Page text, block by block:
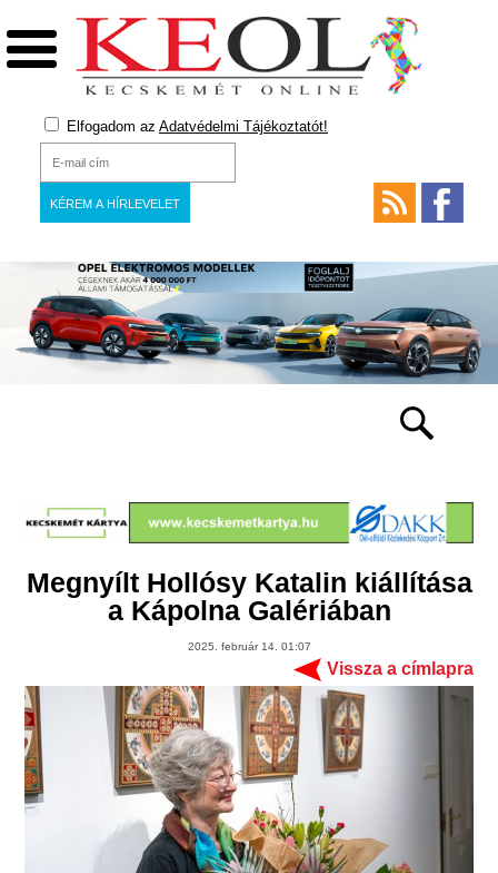
Elfogadom az Adatvédelmi Tájékoztatót!
Megnyílt Hollósy Katalin kiállítása
a Kápolna Galériában
2025. február 14. 01:07
Vissza a címlapra